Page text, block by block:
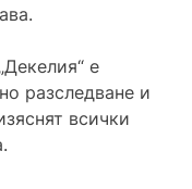
е
разследване и
всички